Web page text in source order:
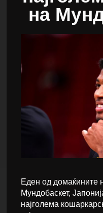
на
Еден од домаќините
Мундобаскет,
најголема